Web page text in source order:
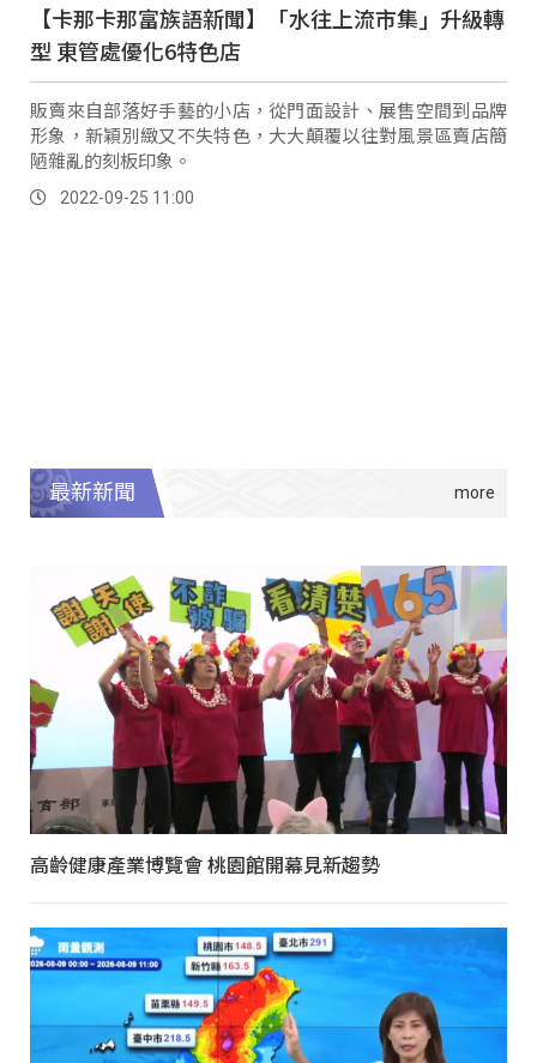
【卡那卡那富族語新聞】「水往上流市集」升級轉
型 東管處優化6特色店
販賣來自部落好手藝的小店，從門面設計、展售空間到品牌
形象，新穎別緻又不失特色，大大顛覆以往對風景區賣店簡
陋雜亂的刻板印象。
2022-09-25 11:00
最新新聞
高齡健康產業博覽會 桃園館開幕見新趨勢